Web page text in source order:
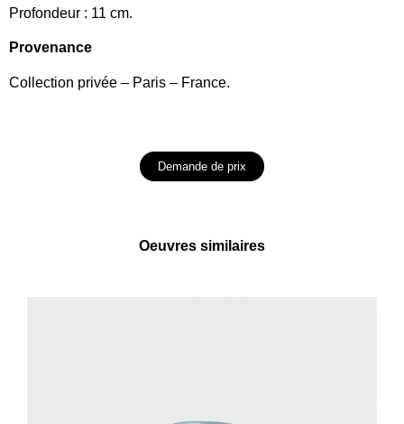
Profondeur : 11 cm.
Provenance
Collection privée – Paris – France.
Demande de prix
Oeuvres similaires